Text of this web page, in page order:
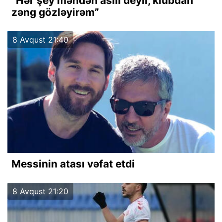
zəng gözləyirəm”
8 Avqust 21:40
Messinin atası vəfat etdi
8 Avqust 21:20